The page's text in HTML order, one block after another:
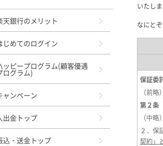
いたしま
なにと
保証委
（前略）
第２条
（中略）
２．保
契約」
天銀行のメリット
じめてのログイン
ッピープログラム(顧客優遇
ログラム)
ャンペーン
出金トップ
込・送金トップ